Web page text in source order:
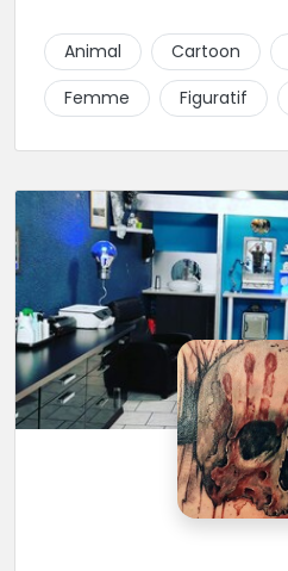
découvrir son super shop !
Animal Cartoon
Femme
Figuratif